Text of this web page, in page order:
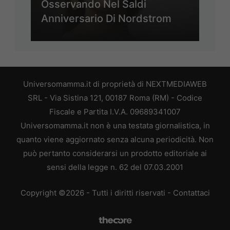
Osservando Nel Saldi
Anniversario Di Nordstrom
Universomamma.it di proprietà di NEXTMEDIAWEB
SRL - Via Sistina 121, 00187 Roma (RM) - Codice
Fiscale e Partita I.V.A. 09689341007
Universomamma.it non è una testata giornalistica, in
quanto viene aggiornato senza alcuna periodicità. Non
può pertanto considerarsi un prodotto editoriale ai
sensi della legge n. 62 del 07.03.2001
Copyright ©2026 - Tutti i diritti riservati - Contattaci